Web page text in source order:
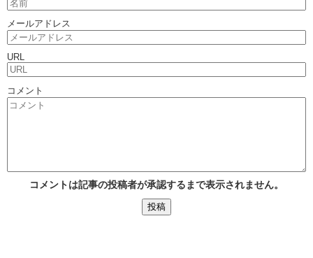
メールアドレス
URL
コメント
コメントは記事の投稿者が承認するまで表示されません。